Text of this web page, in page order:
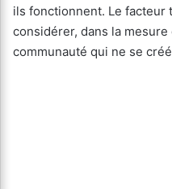
ils fonctionnent. Le facteur
considérer, dans la mesure
communauté qui ne se